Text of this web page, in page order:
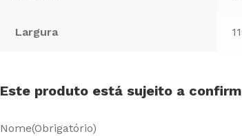
Largura
Este produto está sujeito a
Nome(Obrigatório)